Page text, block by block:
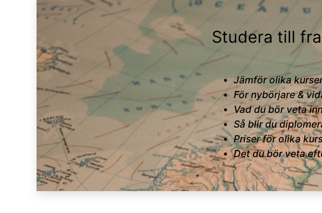
Studera till
Jämför olika
För nybörjare &
Vad du bör veta
Så blir du
Priser för olika
Det du bör veta